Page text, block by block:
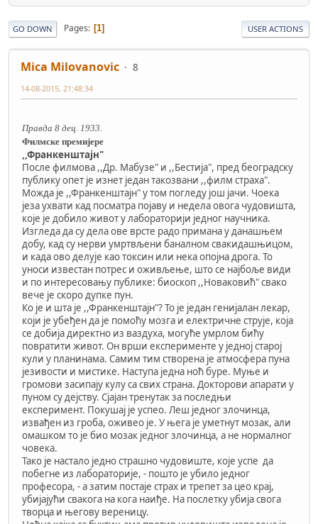
GO DOWN Pages 1 USER ACTIONS
Mica Milovanovic 8
14-08-2015, 21:48:34
Правда 8 дец. 1933.
Филмске премијере
,,Франкенштајн"
После филмова ,,Др. Мабузе" и ,,Бестија", пред београдску
публику опет је изнет један такозвани ,,филм страха".
Можда је ,,Франкенштајн" у том погледу још јачи. Чоека
језа ухвати кад посматра појаву и недела овога чудовишта,
које је добило живот у лабораторији једног научника.
Изгледа да су дела ове врсте радо примана у данашњем
добу, кад су нерви умртвљени баналном свакидашњицом,
и када ово делује као токсин или нека опојна дрога. То
уноси известан потрес и оживљење, што се најбоље види
и по интересовању публике: биоскоп ,,Новаковић" свако
вече је скоро дупке пун.
Ко је и шта је ,,Франкенштајн"? То је један генијалан лекар,
који је убеђен да је помоћу мозга и електричне струје, која
се добија директно из ваздуха, могуће умрлом бићу
повратити живот. Он врши експерименте у једној старој
кули у планинама. Самим тим створена је атмосфера пуна
језивости и мистике. Наступа једна ноћ буре. Муње и
громови засипају кулу са свих страна. Докторови апарати у
пуном су дејству. Сјајан тренутак за последњи
експеримент. Покушај је успео. Леш једног злочинца,
извађен из гроба, оживео је. У њега је уметнут мозак, али
омашком то је био мозак једног злочинца, а не нормалног
човека.
Тако је настало једно страшно чудовиште, које успе да
побегне из лабораторије, - пошто је убило једног
професора, - а затим постаје страх и трепет за цео крај,
убијајући свакога на кога наиђе. На послетку убија свога
творца и његову вереницу.